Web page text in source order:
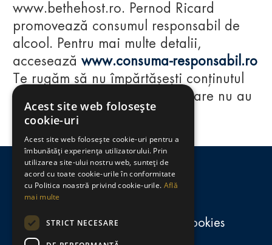
Regulamente
consumă-responsabil.ro
Politica de confidențialitate și cookies
www.bethehost.ro. Pernod Ricard
promovează consumul responsabil de
alcool. Pentru mai multe detalii,
accesează www.consuma-responsabil.ro
Te rugăm să nu împărtășești conținutul
acestui website cu persoane care nu au
împlinit vârsta de 18 ani.
Acest site web folosește
cookie-uri
Acest site web folosește cookie-uri pentru a
îmbunătăți experiența utilizatorului. Prin
utilizarea site-ului nostru web, sunteți de
acord cu toate cookie-urile în conformitate
cu Politica noastră privind cookie-urile. Află
mai multe
STRICT NECESARE